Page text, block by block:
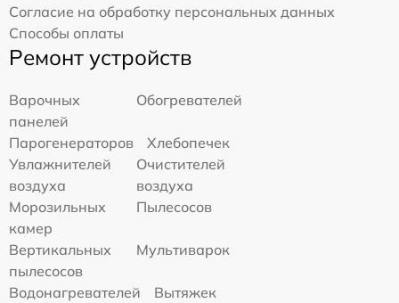
Согласие на обработку персональных данных
Способы оплаты
Ремонт устройств
Варочных
панелей
Обогревателей
Парогенераторов
Хлебопечек
Увлажнителей
воздуха
Очистителей
воздуха
Морозильных
камер
Пылесосов
Вертикальных
пылесосов
Мультиварок
Водонагревателей
Вытяжек